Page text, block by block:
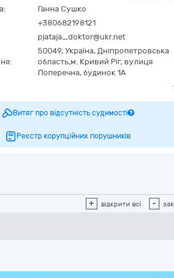
Ганна Сушко
+380682198121
pjataja_doktor@ukr.net
50049, Україна, Дніпропетровська
область,м. Кривий Ріг, вулиця
Поперечна, будинок 1А
Витяг про відсутність судимості
Реєстр корупційних порушників
+ відкрити всі -